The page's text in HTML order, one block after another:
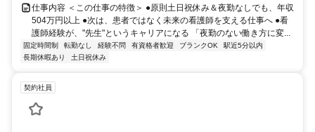
仕事内容 ＜この仕事の特徴＞ ●原則土日祝休み＆夜勤なしでも、年収
504万円以上 ●次は、患者ではなく未来の看護師を支える仕事へ ●看
護師経験が、"先生"というキャリアになる 「夜勤のない働き方に変...
固定時間制 転勤なし 経験不問 有資格者歓迎 ブランクOK
駅近5分以内
長期休暇あり
土日祝休み
契約社員